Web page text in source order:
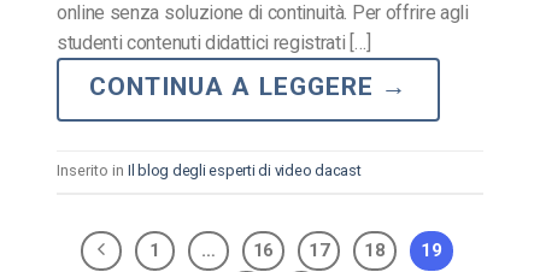
online senza soluzione di continuità. Per offrire agli
studenti contenuti didattici registrati […]
CONTINUA A LEGGERE →
Inserito in Il blog degli esperti di video dacast
1 … 16 17 18
19